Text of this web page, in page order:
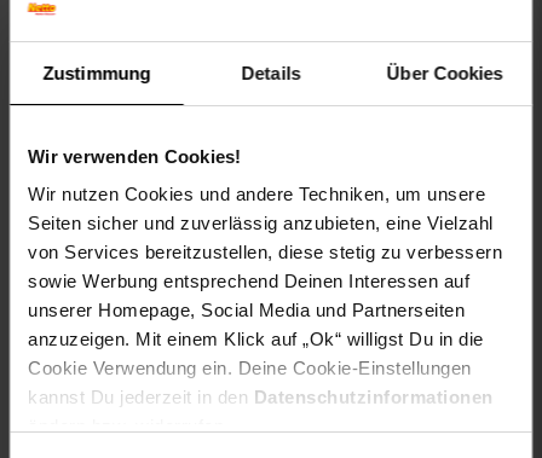
Zustimmung Details Über Cookies
Wir verwenden Cookies!
Wir nutzen Cookies und andere Techniken, um unsere
Seiten sicher und zuverlässig anzubieten, eine Vielzahl
von Services bereitzustellen, diese stetig zu verbessern
sowie Werbung entsprechend Deinen Interessen auf
unserer Homepage, Social Media und Partnerseiten
anzuzeigen. Mit einem Klick auf „Ok“ willigst Du in die
Cookie Verwendung ein. Deine Cookie-Einstellungen
kannst Du jederzeit in den Datenschutzinformationen
Bodenreiniger
18. *nur 18, 95 € Sternchen
In den Warenkorb Zu den Angeboten